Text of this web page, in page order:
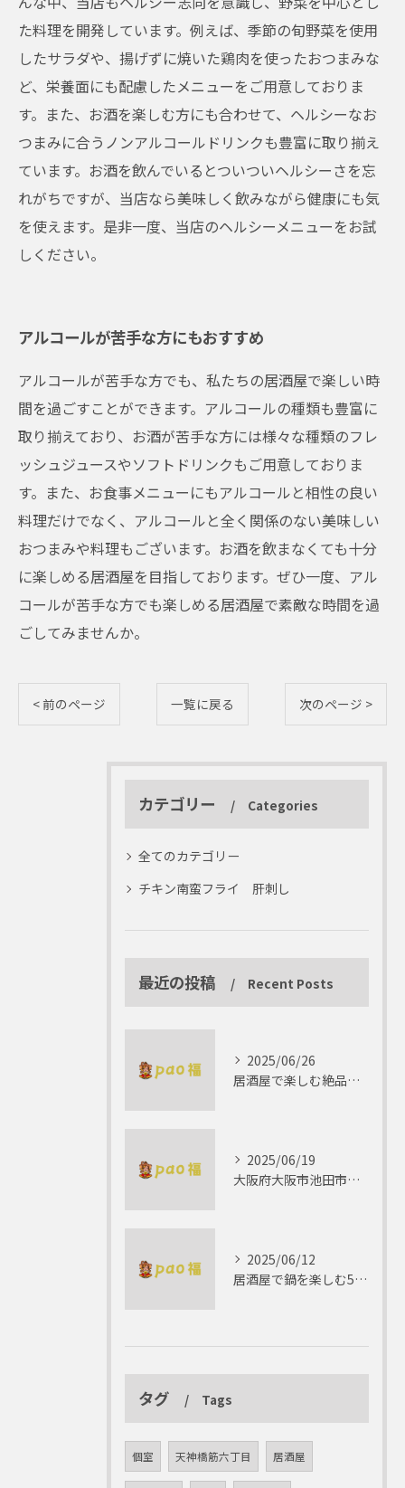
た料理を開発しています。例えば、季節の旬野菜を使用
したサラダや、揚げずに焼いた鶏肉を使ったおつまみな
ど、栄養面にも配慮したメニューをご用意しておりま
す。また、お酒を楽しむ方にも合わせて、ヘルシーなお
つまみに合うノンアルコールドリンクも豊富に取り揃え
ています。お酒を飲んでいるとついついヘルシーさを忘
れがちですが、当店なら美味しく飲みながら健康にも気
を使えます。是非一度、当店のヘルシーメニューをお試
しください。
アルコールが苦手な方にもおすすめ
アルコールが苦手な方でも、私たちの居酒屋で楽しい時
間を過ごすことができます。アルコールの種類も豊富に
取り揃えており、お酒が苦手な方には様々な種類のフレ
ッシュジュースやソフトドリンクもご用意しておりま
す。また、お食事メニューにもアルコールと相性の良い
料理だけでなく、アルコールと全く関係のない美味しい
おつまみや料理もございます。お酒を飲まなくても十分
に楽しめる居酒屋を目指しております。ぜひ一度、アル
コールが苦手な方でも楽しめる居酒屋で素敵な時間を過
ごしてみませんか。
< 前のページ 一覧に戻る 次のページ >
カテゴリー Categories
全てのカテゴリー
チキン南蛮フライ 肝刺し
最近の投稿 Recent Posts
2025/06/26
居酒屋で楽しむ絶品テリーヌの世界
2025/06/19
大阪府大阪市池田市で楽しむしゃぶしゃぶの魅力とは？
2025/06/12
居酒屋で鍋を楽しむ5つの理由 ゆったりとした時間を
タグ Tags
個室 天神橋筋六丁目 居酒屋